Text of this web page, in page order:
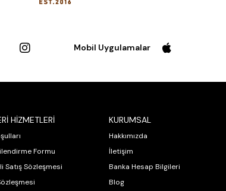
Mobil Uygulamalar
HİZMETLERİ
Formu
Satış Sözleşmesi
KURUMSAL
Hakkımızda
İletişim
Banka Hesap Bilgileri
Blog